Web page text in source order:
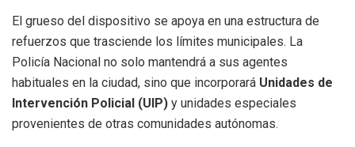
El grueso del dispositivo se apoya en una estructura de
refuerzos que trasciende los límites municipales. La
Policía Nacional no solo mantendrá a sus agentes
habituales en la ciudad, sino que incorporará Unidades de
Intervención Policial (UIP) y unidades especiales
provenientes de otras comunidades autónomas.